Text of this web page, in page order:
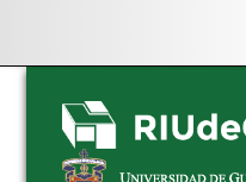
Skip
navigation